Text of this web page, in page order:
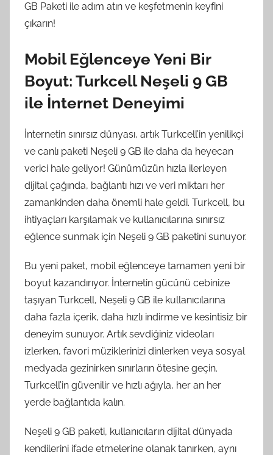
GB Paketi ile adım atın ve keşfetmenin keyfini
çıkarın!
Mobil Eğlenceye Yeni Bir
Boyut: Turkcell Neşeli 9 GB
ile İnternet Deneyimi
İnternetin sınırsız dünyası, artık Turkcell’in yenilikçi
ve canlı paketi Neşeli 9 GB ile daha da heyecan
verici hale geliyor! Günümüzün hızla ilerleyen
dijital çağında, bağlantı hızı ve veri miktarı her
zamankinden daha önemli hale geldi. Turkcell, bu
ihtiyaçları karşılamak ve kullanıcılarına sınırsız
eğlence sunmak için Neşeli 9 GB paketini sunuyor.
Bu yeni paket, mobil eğlenceye tamamen yeni bir
boyut kazandırıyor. İnternetin gücünü cebinize
taşıyan Turkcell, Neşeli 9 GB ile kullanıcılarına
daha fazla içerik, daha hızlı indirme ve kesintisiz bir
deneyim sunuyor. Artık sevdiğiniz videoları
izlerken, favori müziklerinizi dinlerken veya sosyal
medyada gezinirken sınırların ötesine geçin.
Turkcell’in güvenilir ve hızlı ağıyla, her an her
yerde bağlantıda kalın.
Neşeli 9 GB paketi, kullanıcıların dijital dünyada
kendilerini ifade etmelerine olanak tanırken, aynı